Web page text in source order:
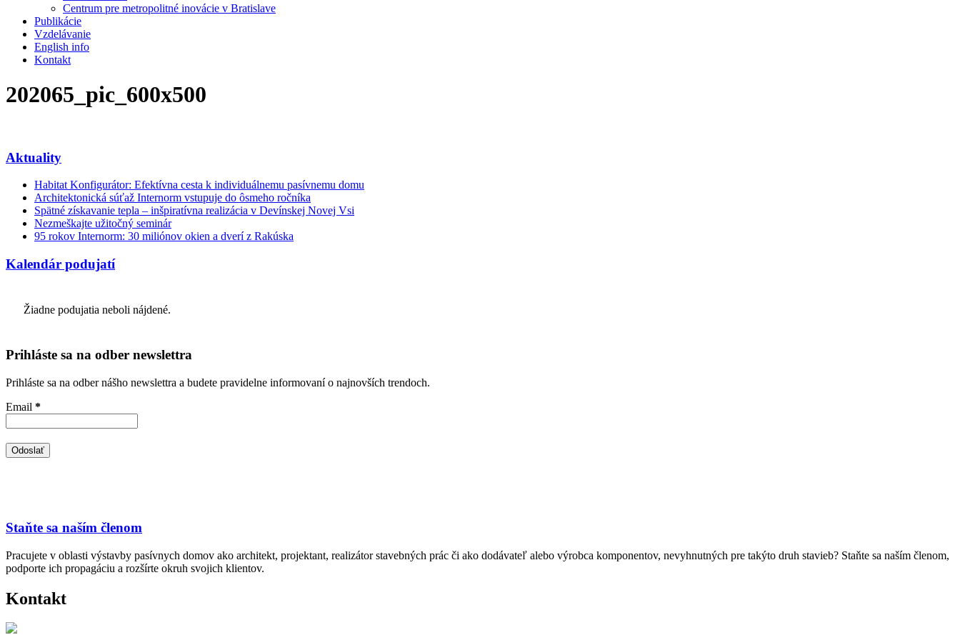
Centrum pre metropolitné inovácie v Bratislave
Publikácie
Vzdelávanie
English info
Kontakt
202065_pic_600x500
Aktuality
Habitat Konfigurátor: Efektívna cesta k individuálnemu pasívnemu domu
Architektonická súťaž Internorm vstupuje do ôsmeho ročníka
Spätné získavanie tepla – inšpiratívna realizácia v Devínskej Novej Vsi
Nezmeškajte užitočný seminár
95 rokov Internorm: 30 miliónov okien a dverí z Rakúska
Kalendár podujatí
Žiadne podujatia neboli nájdené.
Prihláste sa na odber newslettra
Prihláste sa na odber nášho newslettra a budete pravidelne informovaní o najnovších trendoch.
Email *
Staňte sa naším členom
Pracujete v oblasti výstavby pasívnych domov ako architekt, projektant, realizátor stavebných prác či ako dodávateľ alebo výrobca komponentov, nevyhnutných pre takýto druh stavieb? Staňte sa naším členom,
podporte ich propagáciu a rozšírte okruh svojich klientov.
Kontakt